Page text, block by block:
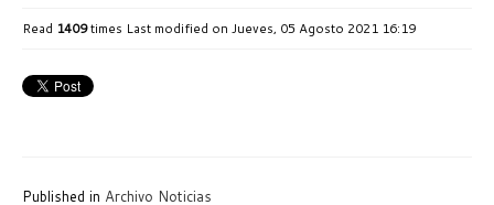
Read 1409times Last modified on Jueves, 05 Agosto 2021 16:19
Published in Archivo Noticias